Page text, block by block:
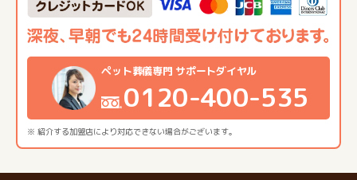
※ 紹介する加盟店により対応できない場合がございます。
ペット葬儀専門 サポートダイヤル
0120-400-535